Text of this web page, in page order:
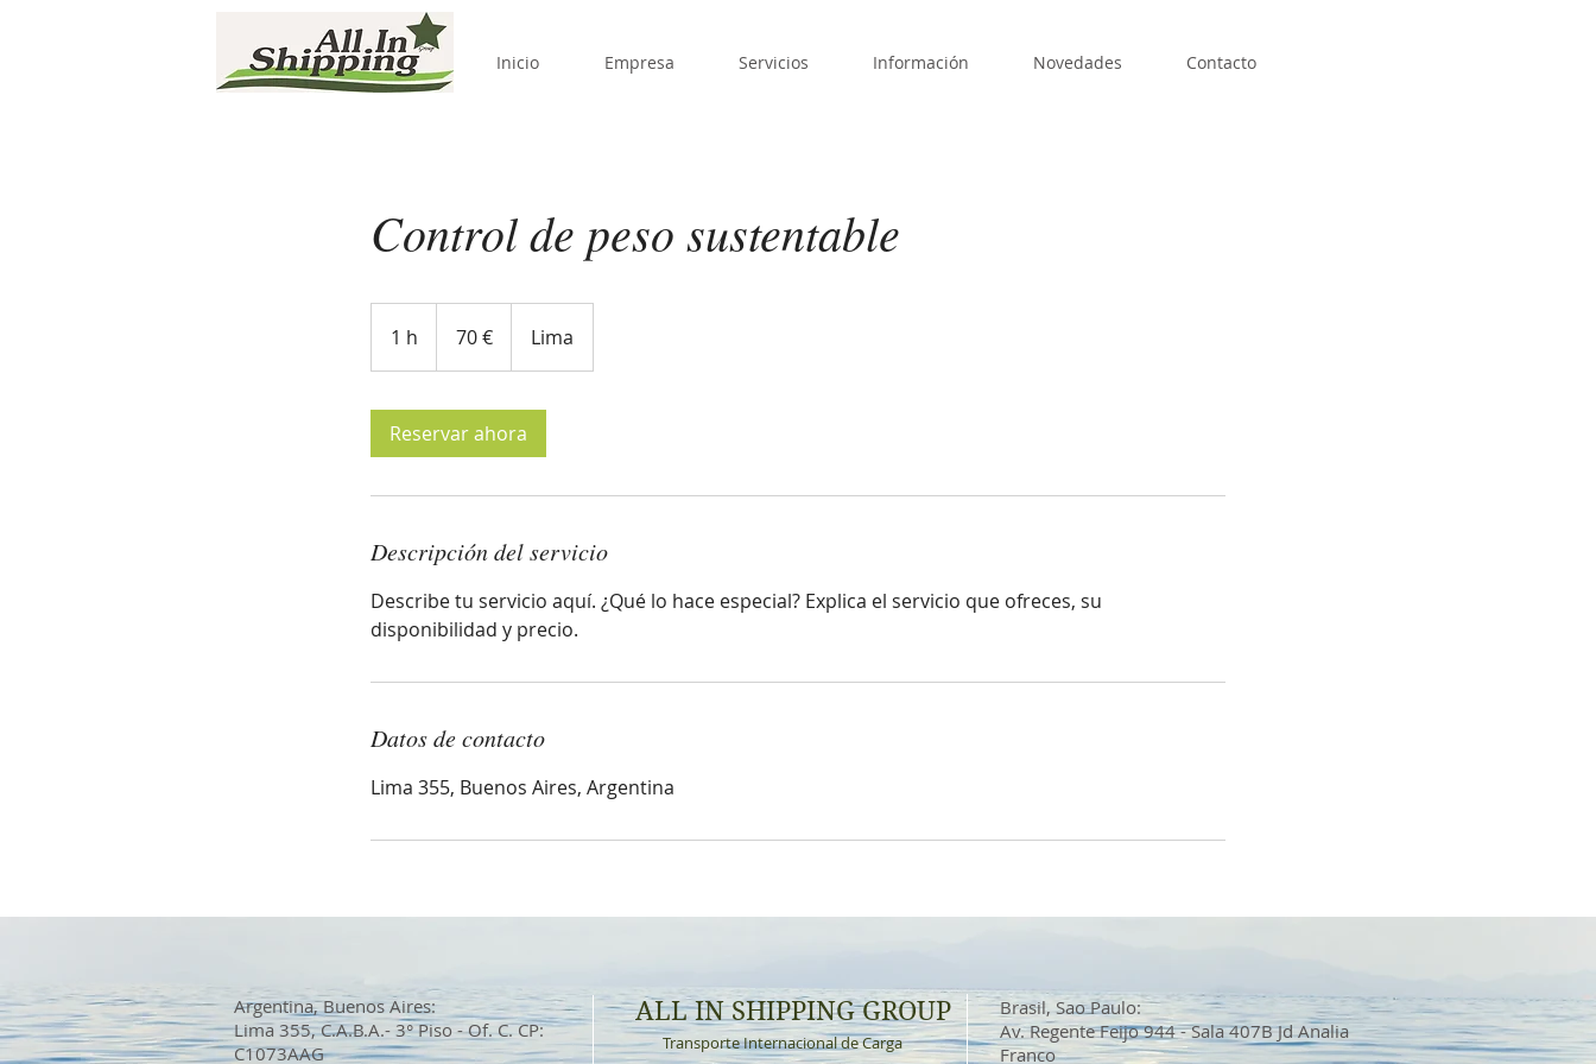
Inicio Empresa Servicios Información Novedades Contacto
Control de peso sustentable
1 h 70 € Lima
Reservar ahora
Descripción del servicio
Describe tu servicio aquí. ¿Qué lo hace especial? Explica el servicio que ofreces, su
disponibilidad y precio.
Datos de contacto
Lima 355, Buenos Aires, Argentina
Argentina, Buenos Aires:
Lima 355, C.A.B.A.- 3° Piso - Of. C. CP:
C1073AAG
ALL IN SHIPPING GROUP
Transporte Internacional de Carga
Brasil, Sao Paulo:
Av. Regente Feijo 944 - Sala 407B Jd Analia
Franco